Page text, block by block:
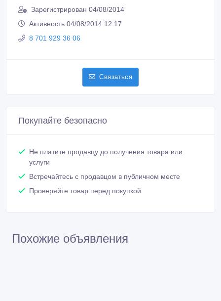
Зарегистрирован 04/08/2014
Активность 04/08/2014 12:17
8 701 929 36 06
Связаться
Покупайте безопасно
Не платите продавцу до получения товара или
услуги
Встречайтесь с продавцом в публичном месте
Проверяйте товар перед покупкой
Похожие объявления